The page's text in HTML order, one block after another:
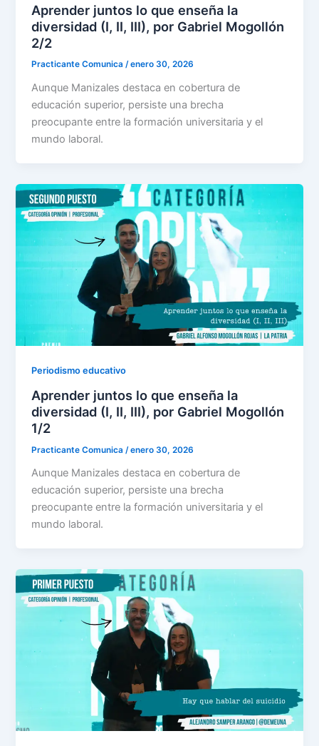
Aprender juntos lo que enseña la
diversidad (I, II, III), por Gabriel Mogollón
2/2
Practicante Comunica/enero 30, 2026
Aunque Manizales destaca en cobertura de
educación superior, persiste una brecha
preocupante entre la formación universitaria y el
mundo laboral.
Periodismo educativo
Aprender juntos lo que enseña la
diversidad (I, II, III), por Gabriel Mogollón
1/2
Practicante Comunica /enero 30, 2026
Aunque Manizales destaca en cobertura de
educación superior, persiste una brecha
preocupante entre la formación universitaria y el
mundo laboral.